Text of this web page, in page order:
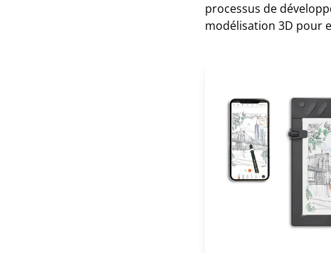
processus de
modélisation 3D pour